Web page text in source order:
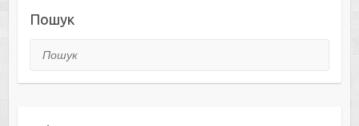
Пошук
Пошук